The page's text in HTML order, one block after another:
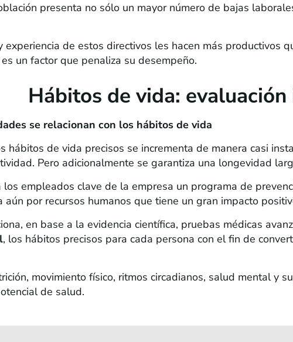
presenta no sólo un mayor número de bajas
experiencia de estos directivos les hacen más productivos
un factor que penaliza su desempeño.
Hábitos de vida:
se relacionan con los hábitos de vida
hábitos de vida precisos se incrementa de manera casi
Pero adicionalmente se garantiza una longevidad
empleados clave de la empresa un programa de
por recursos humanos que tiene un gran impacto
en base a la evidencia científica, pruebas médicas
, los hábitos precisos para cada persona con el fin de
movimiento físico, ritmos circadianos, salud mental y
de salud.